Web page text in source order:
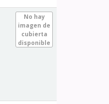
No hay
imagen de
cubierta
disponible